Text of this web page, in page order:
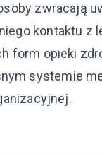
zwracają
kontaktu z
form opieki
systemie